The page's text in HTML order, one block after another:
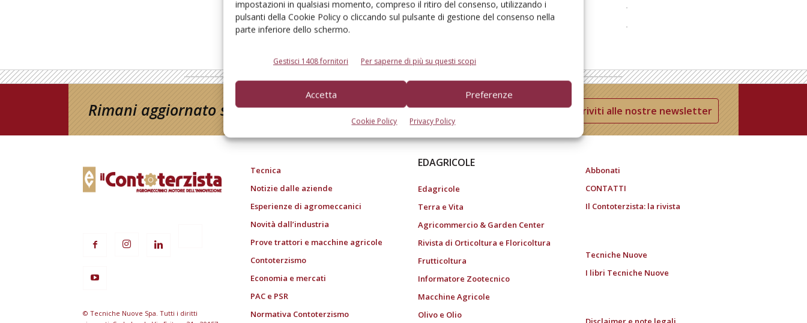
impostazioni in qualsiasi momento, compreso il ritiro del consenso, utilizzando i
pulsanti della Cookie Policy o cliccando sul pulsante di gestione del consenso nella
parte inferiore dello schermo.
Gestisci 1408 fornitori Per saperne di più su questi scopi
Accetta Preferenze
Cookie Policy Privacy Policy
Rimani aggiornato sul mondo dell’agricoltura Iscriviti alle nostre newsletter
© Tecniche Nuove Spa. Tutti i diritti
Tecnica
Notizie dalle aziende
Esperienze di agromeccanici
Novità dall’industria
Prove trattori e macchine agricole
Contoterzismo
Economia e mercati
PAC e PSR
Normativa Contoterzismo
EDAGRICOLE
Edagricole
Terra e Vita
Agricommercio & Garden Center
Rivista di Orticoltura e Floricoltura
Frutticoltura
Informatore Zootecnico
Macchine Agricole
Olivo e Olio
Abbonati
CONTATTI
Il Contoterzista: la rivista
Tecniche Nuove
I libri Tecniche Nuove